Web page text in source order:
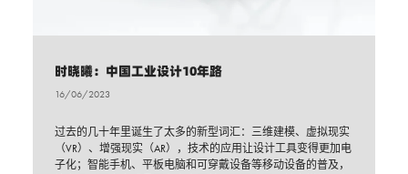
时晓曦：中国工业设计10年路
16/06/2023
过去的几十年里诞生了太多的新型词汇：三维建模、虚拟现实
（VR）、增强现实（AR），技术的应用让设计工具变得更加电
子化；智能手机、平板电脑和可穿戴设备等移动设备的普及，